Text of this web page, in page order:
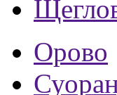
Орово